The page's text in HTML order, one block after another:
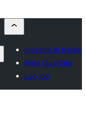
Indsend et plugin
Mine favoritter
Log ind